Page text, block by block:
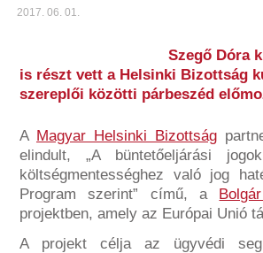
2017. 06. 01.
Szegő Dóra
is részt vett a Helsinki Bizottság
szereplői közötti párbeszéd
A Magyar Helsinki Bizottság
elindult, „A büntetőeljárási
költségmentességhez való jog
Program szerint” című, a
projektben, amely az Európai Unió
A projekt célja az ügyvédi